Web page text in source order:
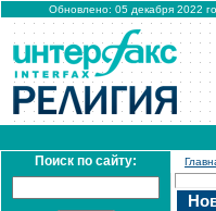
Обновлено: 05 декабря 2022
Поиск по сайту: